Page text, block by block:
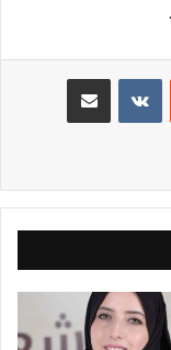
مشاركة عبر البريد